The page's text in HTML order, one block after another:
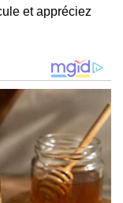
et appréciez